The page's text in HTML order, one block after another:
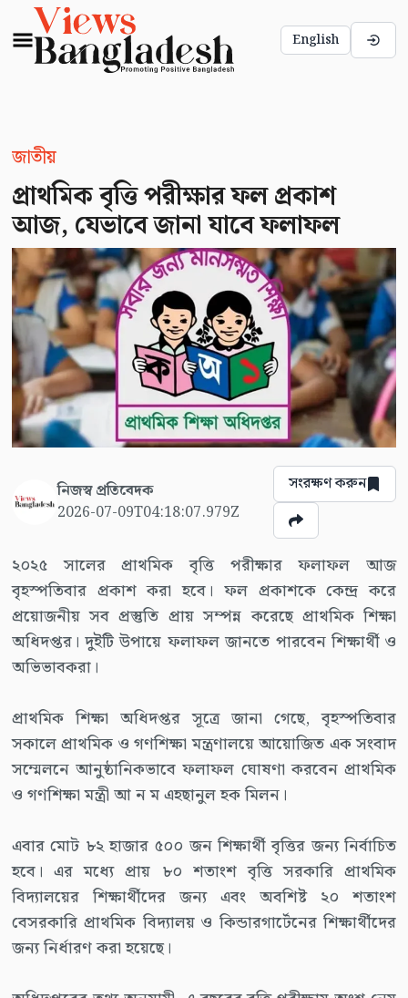
English
জাতীয়
প্রাথমিক বৃত্তি পরীক্ষার ফল প্রকাশ
আজ, যেভাবে জানা যাবে ফলাফল
নিজস্ব প্রতিবেদক
2026-07-09T04:18:07.979Z
সংরক্ষণ করুন
২০২৫ সালের প্রাথমিক বৃত্তি পরীক্ষার ফলাফল আজ
বৃহস্পতিবার প্রকাশ করা হবে। ফল প্রকাশকে কেন্দ্র করে
প্রয়োজনীয় সব প্রস্তুতি প্রায় সম্পন্ন করেছে প্রাথমিক শিক্ষা
অধিদপ্তর। দুইটি উপায়ে ফলাফল জানতে পারবেন শিক্ষার্থী ও
অভিভাবকরা।
প্রাথমিক শিক্ষা অধিদপ্তর সূত্রে জানা গেছে, বৃহস্পতিবার
সকালে প্রাথমিক ও গণশিক্ষা মন্ত্রণালয়ে আয়োজিত এক সংবাদ
সম্মেলনে আনুষ্ঠানিকভাবে ফলাফল ঘোষণা করবেন প্রাথমিক
ও গণশিক্ষা মন্ত্রী আ ন ম এহছানুল হক মিলন।
এবার মোট ৮২ হাজার ৫০০ জন শিক্ষার্থী বৃত্তির জন্য নির্বাচিত
হবে। এর মধ্যে প্রায় ৮০ শতাংশ বৃত্তি সরকারি প্রাথমিক
বিদ্যালয়ের শিক্ষার্থীদের জন্য এবং অবশিষ্ট ২০ শতাংশ
বেসরকারি প্রাথমিক বিদ্যালয় ও কিন্ডারগার্টেনের শিক্ষার্থীদের
জন্য নির্ধারণ করা হয়েছে।